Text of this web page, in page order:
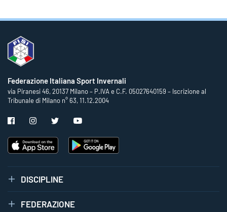
Federazione Italiana Sport Invernali
via Piranesi 46, 20137 Milano – P.IVA e C.F. 05027640159 – Iscrizione al
Tribunale di Milano n° 63, 11.12.2004
DISCIPLINE
FEDERAZIONE